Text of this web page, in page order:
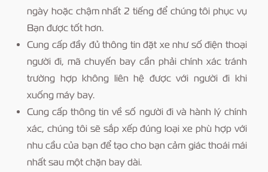
ngày hoặc chậm nhất 2 tiếng để chúng tôi phục vụ
Bạn được tốt hơn.
Cung cấp đầy đủ thông tin đặt xe như số điện thoại
người đi, mã chuyến bay cần phải chính xác tránh
trường hợp không liên hệ được với người đi khi
xuống máy bay.
Cung cấp thông tin về số người đi và hành lý chính
xác, chúng tôi sẽ sắp xếp đúng loại xe phù hợp với
nhu cầu của bạn để tạo cho bạn cảm giác thoái mái
nhất sau một chặn bay dài.